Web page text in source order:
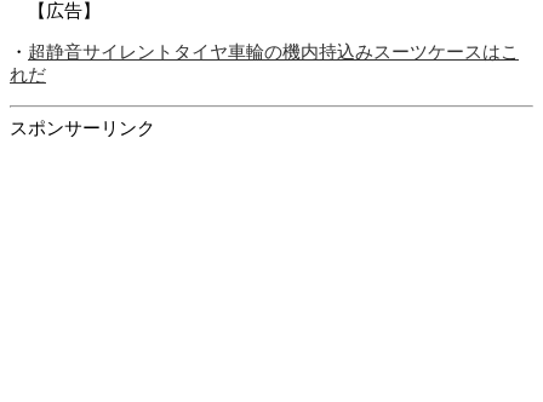
【広告】
・ 超静音サイレントタイヤ車輪の機内持込みスーツケースはこ
れだ
スポンサーリンク